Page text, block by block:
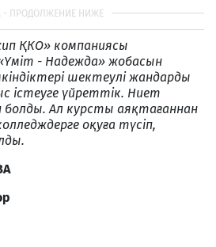
ҚКО» компаниясы
- Надежда» жобасын
шектеулі жандарды
істеуге үйреттік. Ниет
болды. Ал курсты аяқтағаннан
оқуға түсіп,